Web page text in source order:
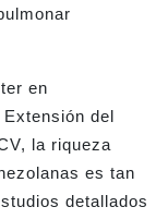
en
del
la riqueza
es tan
detallados